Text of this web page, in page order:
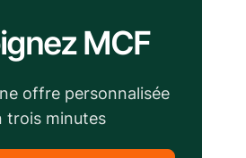
MCF
offre personnalisée
trois minutes